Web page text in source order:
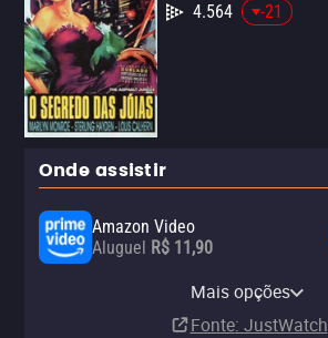
4.564
-21
Onde assistir
Amazon Video
Aluguel R$ 11,90
R$ 17,90
Mais opções
Fonte: JustWatch